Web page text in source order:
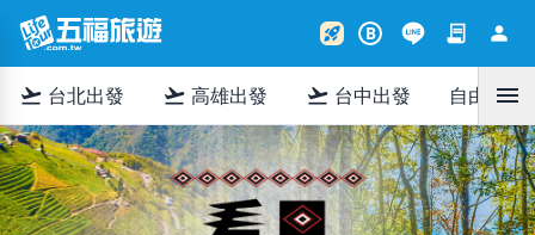
rocket_launch B contract person
flight_takeoff 台北出發 flight_takeoff 高雄出發 flight_takeoff 台中出發 自由行menu